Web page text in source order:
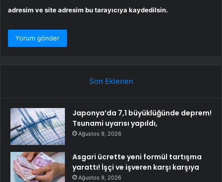
adresim ve site adresim bu tarayıcıya kaydedilsin.
Son Eklenen
Japonya’da 7,1 büyüklüğünde deprem!
Tsunami uyarısı yapıldı,
Ağustos 9, 2026
Asgari ücrette yeni formül tartışma
yarattı! İşçi ve işveren karşı karşıya
Ağustos 9, 2026